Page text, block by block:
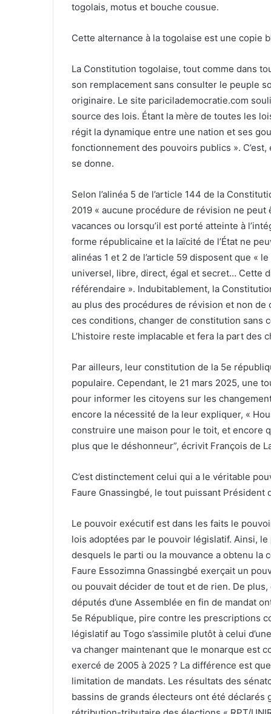
togolais, motus et bouche cousue.
Cette alternance à la togolaise est une copie
La Constitution togolaise, tout comme dans
son remplacement sans consulter le peuple
originaire. Le site paricilademocratie.com
source des lois. Étant la mère de toutes les
régit la dynamique entre une nation et ses
fonctionnement des pouvoirs publics ».
se donne.
Selon l’alinéa 5 de l’article 144 de la
2019 « aucune procédure de révision ne
vacances ou lorsqu’il est porté atteinte à
forme républicaine et la laïcité de l’État ne
alinéas 1 et 2 de l’article 59 disposent que «
universel, libre, direct, égal et secret… Cette
référendaire ». Indubitablement, la
au plus des procédures de révision et non
ces conditions, changer de constitution sans
L’histoire reste implacable et fera la part des
Par ailleurs, leur constitution de la 5e
populaire. Cependant, le 21 mars 2025, une
pour informer les citoyens sur les
encore la nécessité de la leur expliquer, «
construire une maison pour le toit, et encore
plus que le déshonneur”, écrivit François de
C’est distinctement celui qui a le véritable
Faure Gnassingbé, le tout puissant Président
Le pouvoir exécutif est dans les faits le
lois adoptées par le pouvoir législatif. Ainsi,
desquels le parti ou la mouvance a obtenu la
Faure Essozimna Gnassingbé exerçait un
ou pouvait décider de tout et de rien. De
députés d’une Assemblée en fin de mandat
5e République, pire contre les prescriptions
législatif au Togo s’assimile plutôt à celui
va changer maintenant que le monarque est
exercé de 2005 à 2025 ? La différence est
limitation de mandats. Les résultats des
bassins de grands électeurs ont été